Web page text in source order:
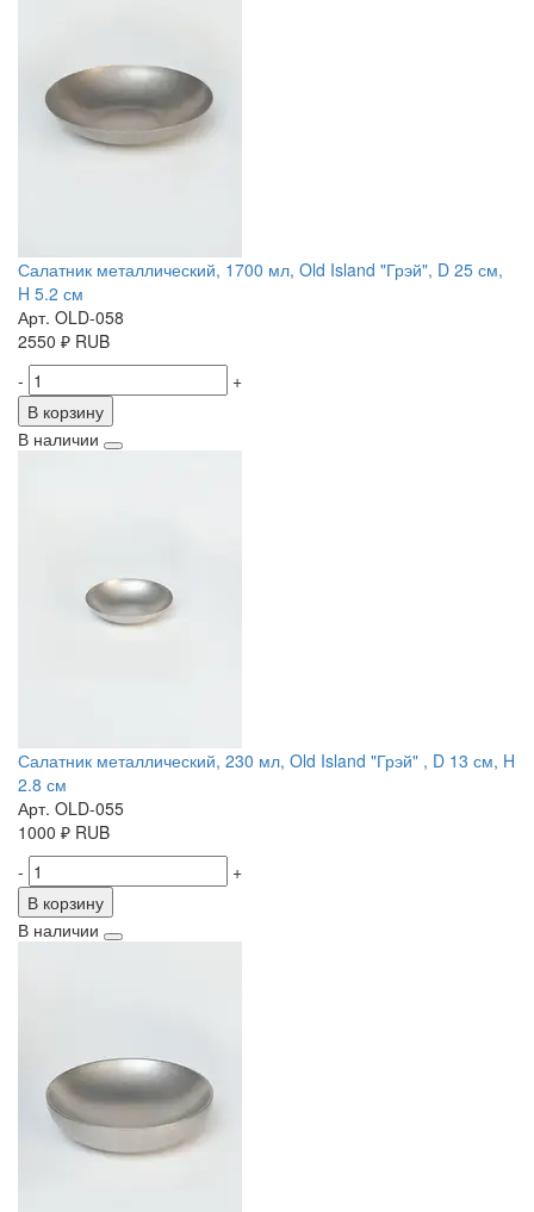
Салатник металлический, 1700 мл, Old Island "Грэй", D 25 см,
H 5.2 см
Арт. OLD-058
2550 ₽ RUB
-
+
В корзину
В наличии
Салатник металлический, 230 мл, Old Island "Грэй" , D 13 см, H
2.8 см
Арт. OLD-055
1000 ₽ RUB
-
+
В корзину
В наличии